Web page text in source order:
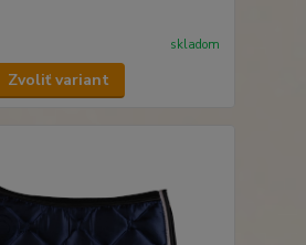
skladom
Zvoliť variant